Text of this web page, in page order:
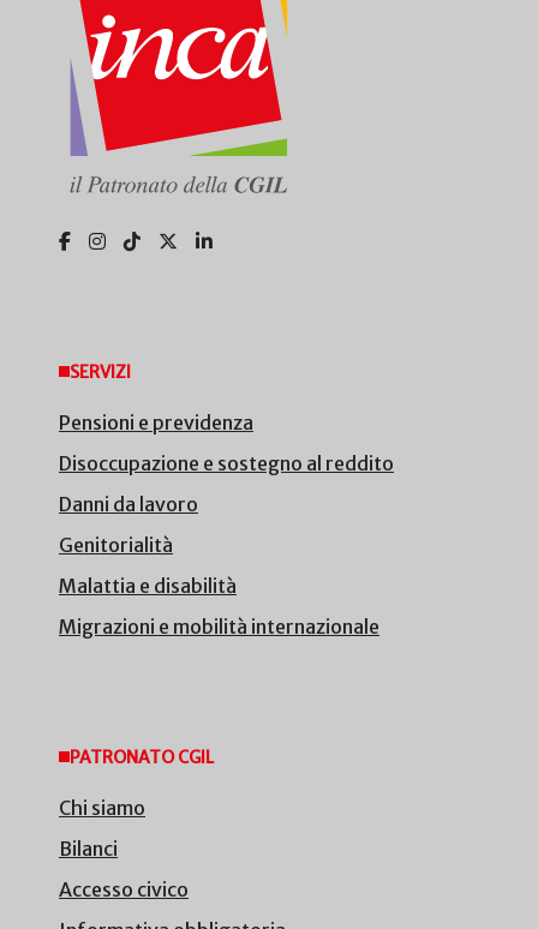
SERVIZI
Pensioni e previdenza
Disoccupazione e sostegno al reddito
Danni da lavoro
Genitorialità
Malattia e disabilità
Migrazioni e mobilità internazionale
PATRONATO CGIL
Chi siamo
Bilanci
Accesso civico